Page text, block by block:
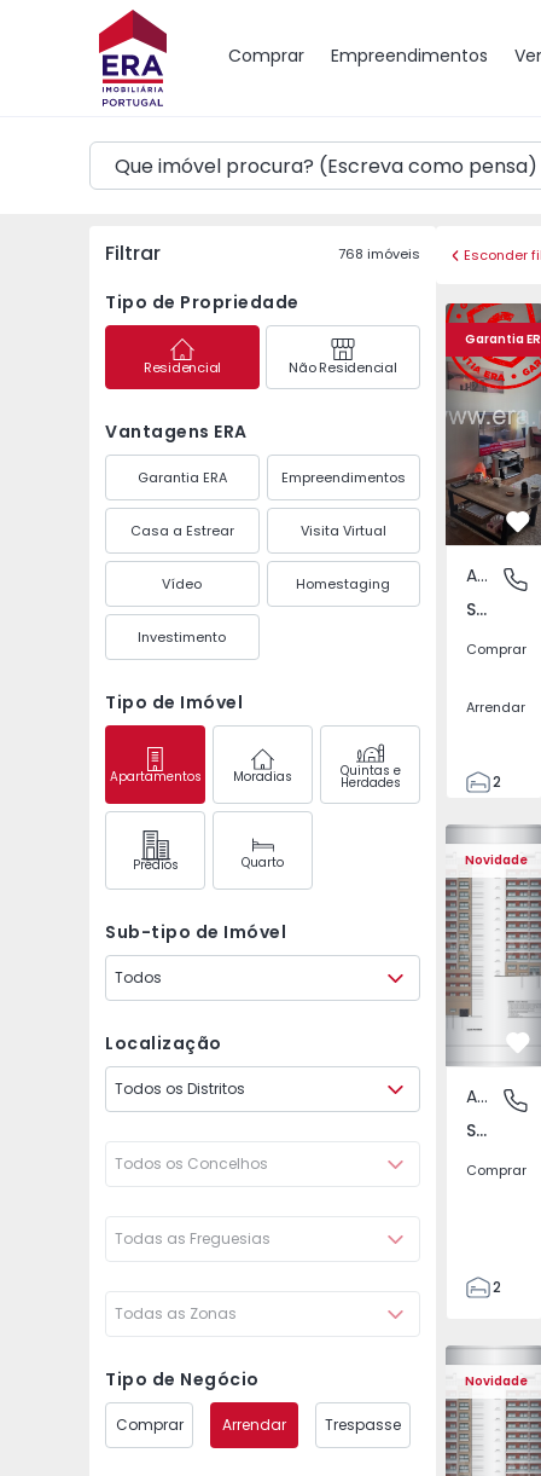
Comprar Empreendimentos
Mapa
Filtrar 768 imóveis
Tipo de Propriedade
Residencial Não Residencial
Vantagens ERA
Garantia ERA Empreendimentos
Casa a Estrear Visita Virtual
Vídeo Homestaging
Investimento
Tipo de Imóvel
Apartamentos Moradias Quintas e
Herdades
Prédios Quarto
Sub-tipo de Imóvel
Todos
Localização
Todos os Distritos
Todos os Concelhos
Todas as Freguesias
Todas as Zonas
Tipo de Negócio
Comprar Arrendar Trespasse
Esconder
Garantia
Apartamento T2
Santa
Apartamento
Santa Marta do Pinhal, Seixal
Comprar
Arrendar
2
93
93
2
Novidade
Santa
Apartamento
Santa Marta do Pinhal, Seixal
Comprar
2
82
82
Novidade